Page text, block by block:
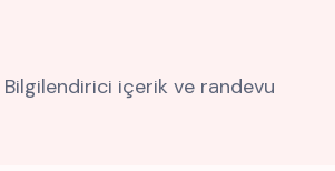
Bilgilendirici içerik ve randevu